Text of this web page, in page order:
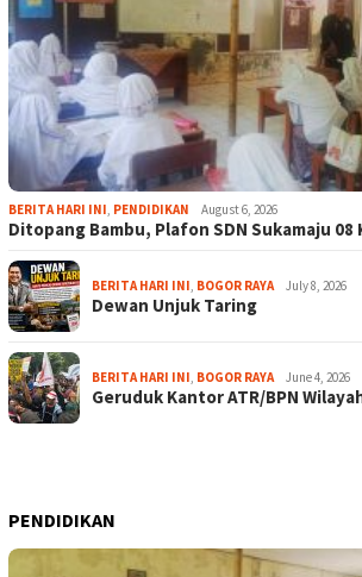
BERITA HARI INI, PENDIDIKAN August 6, 2026
Ditopang Bambu, Plafon SDN Sukamaju 08
BERITA HARI INI, BOGOR RAYA July 8, 2026
Dewan Unjuk Taring
BERITA HARI INI, BOGOR RAYA June 4, 2026
Geruduk Kantor ATR/BPN
PENDIDIKAN